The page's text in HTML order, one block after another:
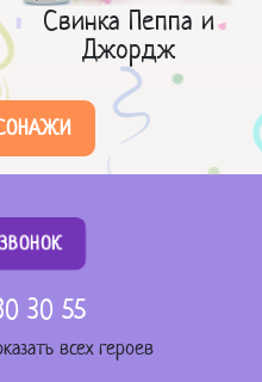
Свинка Пеппа и
Джордж
30 55
всех героев